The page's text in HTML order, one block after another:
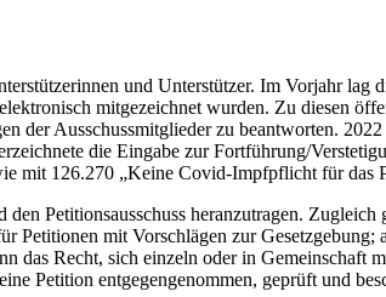
und Unterstützer. Im Vorjahr lag
mitgezeichnet wurden. Zu diesen
der Ausschussmitglieder zu beantworten.
die Eingabe zur Fortführung/
mit 126.270 „Keine Covid-Impfpflicht für das
Petitionsausschuss heranzutragen.
mit Vorschlägen zur
das Recht, sich einzeln oder in
Petition entgegengenommen, geprüft und